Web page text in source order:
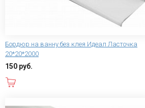
Бордюр на ванну без клея Идеал Ласточка
20*20*2000
150 руб.